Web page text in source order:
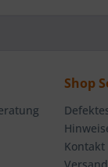
Shop
Kontakt